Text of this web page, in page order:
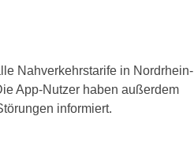
Nahverkehrstarife in Nordrhein-
App-Nutzer haben außerdem
informiert.